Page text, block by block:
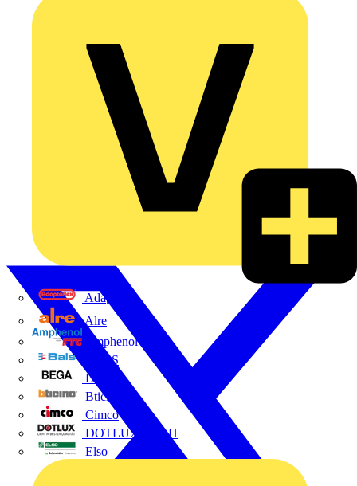
Adaptaflex
Alre
Amphenol FTG
BALS
Bega
Bticino
Cimco
DOTLUX GmbH
Elso